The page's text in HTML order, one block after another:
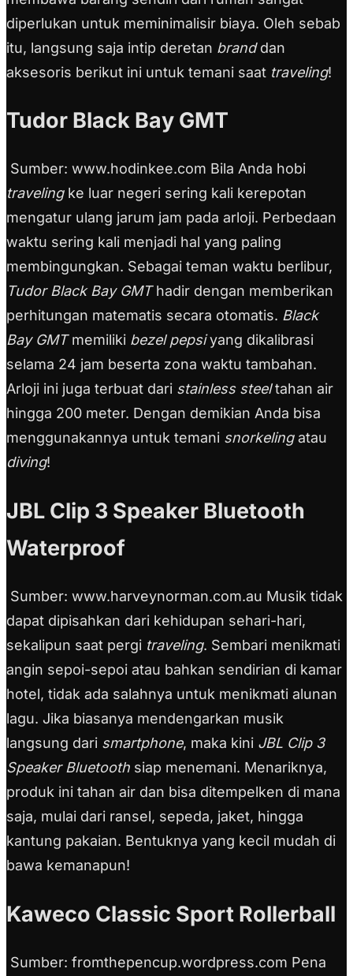
diperlukan untuk meminimalisir biaya. Oleh sebab
itu, langsung saja intip deretan branddan
aksesoris berikut ini untuk temani saat traveling!
Tudor Black Bay GMT
Sumber: www.hodinkee.com Bila Anda hobi
travelingke luar negeri sering kali kerepotan
mengatur ulang jarum jam pada arloji. Perbedaan
waktu sering kali menjadi hal yang paling
membingungkan. Sebagai teman waktu berlibur,
Tudor Black Bay GMThadir dengan memberikan
perhitungan matematis secara otomatis. Black
Bay GMTmemiliki bezel pepsiyang dikalibrasi
selama 24 jam beserta zona waktu tambahan.
Arloji ini juga terbuat dari stainless steeltahan air
hingga 200 meter. Dengan demikian Anda bisa
menggunakannya untuk temani snorkelingatau
diving!
JBL Clip 3 Speaker Bluetooth
Waterproof
Sumber: www.harveynorman.com.au Musik tidak
dapat dipisahkan dari kehidupan sehari-hari,
sekalipun saat pergi traveling. Sembari menikmati
angin sepoi-sepoi atau bahkan sendirian di kamar
hotel, tidak ada salahnya untuk menikmati alunan
lagu. Jika biasanya mendengarkan musik
langsung dari smartphone, maka kini JBL Clip 3
Speaker Bluetooth siap menemani. Menariknya,
produk ini tahan air dan bisa ditempelken di mana
saja, mulai dari ransel, sepeda, jaket, hingga
kantung pakaian. Bentuknya yang kecil mudah di
bawa kemanapun!
Kaweco Classic Sport Rollerball
Sumber: fromthepencup.wordpress.com Pena